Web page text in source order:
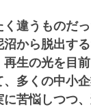
違うものだ
から脱出す
生の光を目
、多くの中小
苦悩しつつ